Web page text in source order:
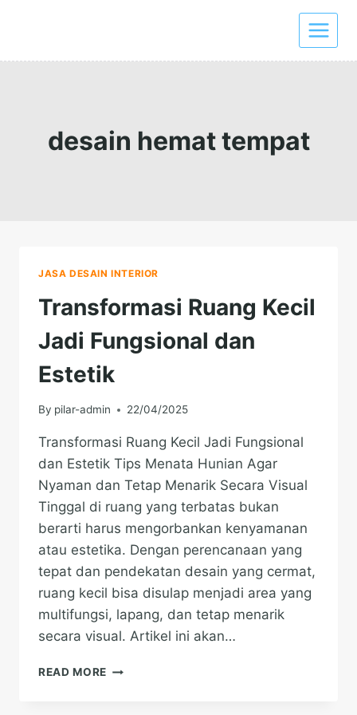
desain hemat tempat
JASA DESAIN INTERIOR
Transformasi Ruang Kecil
Jadi Fungsional dan
Estetik
By pilar-admin 22/04/2025
Transformasi Ruang Kecil Jadi Fungsional
dan Estetik Tips Menata Hunian Agar
Nyaman dan Tetap Menarik Secara Visual
Tinggal di ruang yang terbatas bukan
berarti harus mengorbankan kenyamanan
atau estetika. Dengan perencanaan yang
tepat dan pendekatan desain yang cermat,
ruang kecil bisa disulap menjadi area yang
multifungsi, lapang, dan tetap menarik
secara visual. Artikel ini akan…
READ MORE TRANSFORMASI